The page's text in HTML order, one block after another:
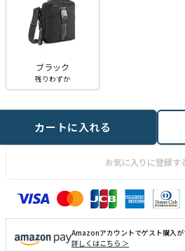
ブラック
残りわずか
お気に入りに登録す
カートに入れる
Amazonアカウントでゲスト購入が
詳しくはこちら ＞